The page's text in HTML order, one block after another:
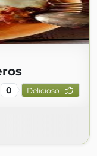
0 Delicioso